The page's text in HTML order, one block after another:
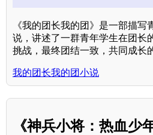
《我的团长我的团》是一部描写
说，讲述了一群青年学生在团长
挑战，最终团结一致，共同成长
我的团长我的团小说
《神兵小将：热血少